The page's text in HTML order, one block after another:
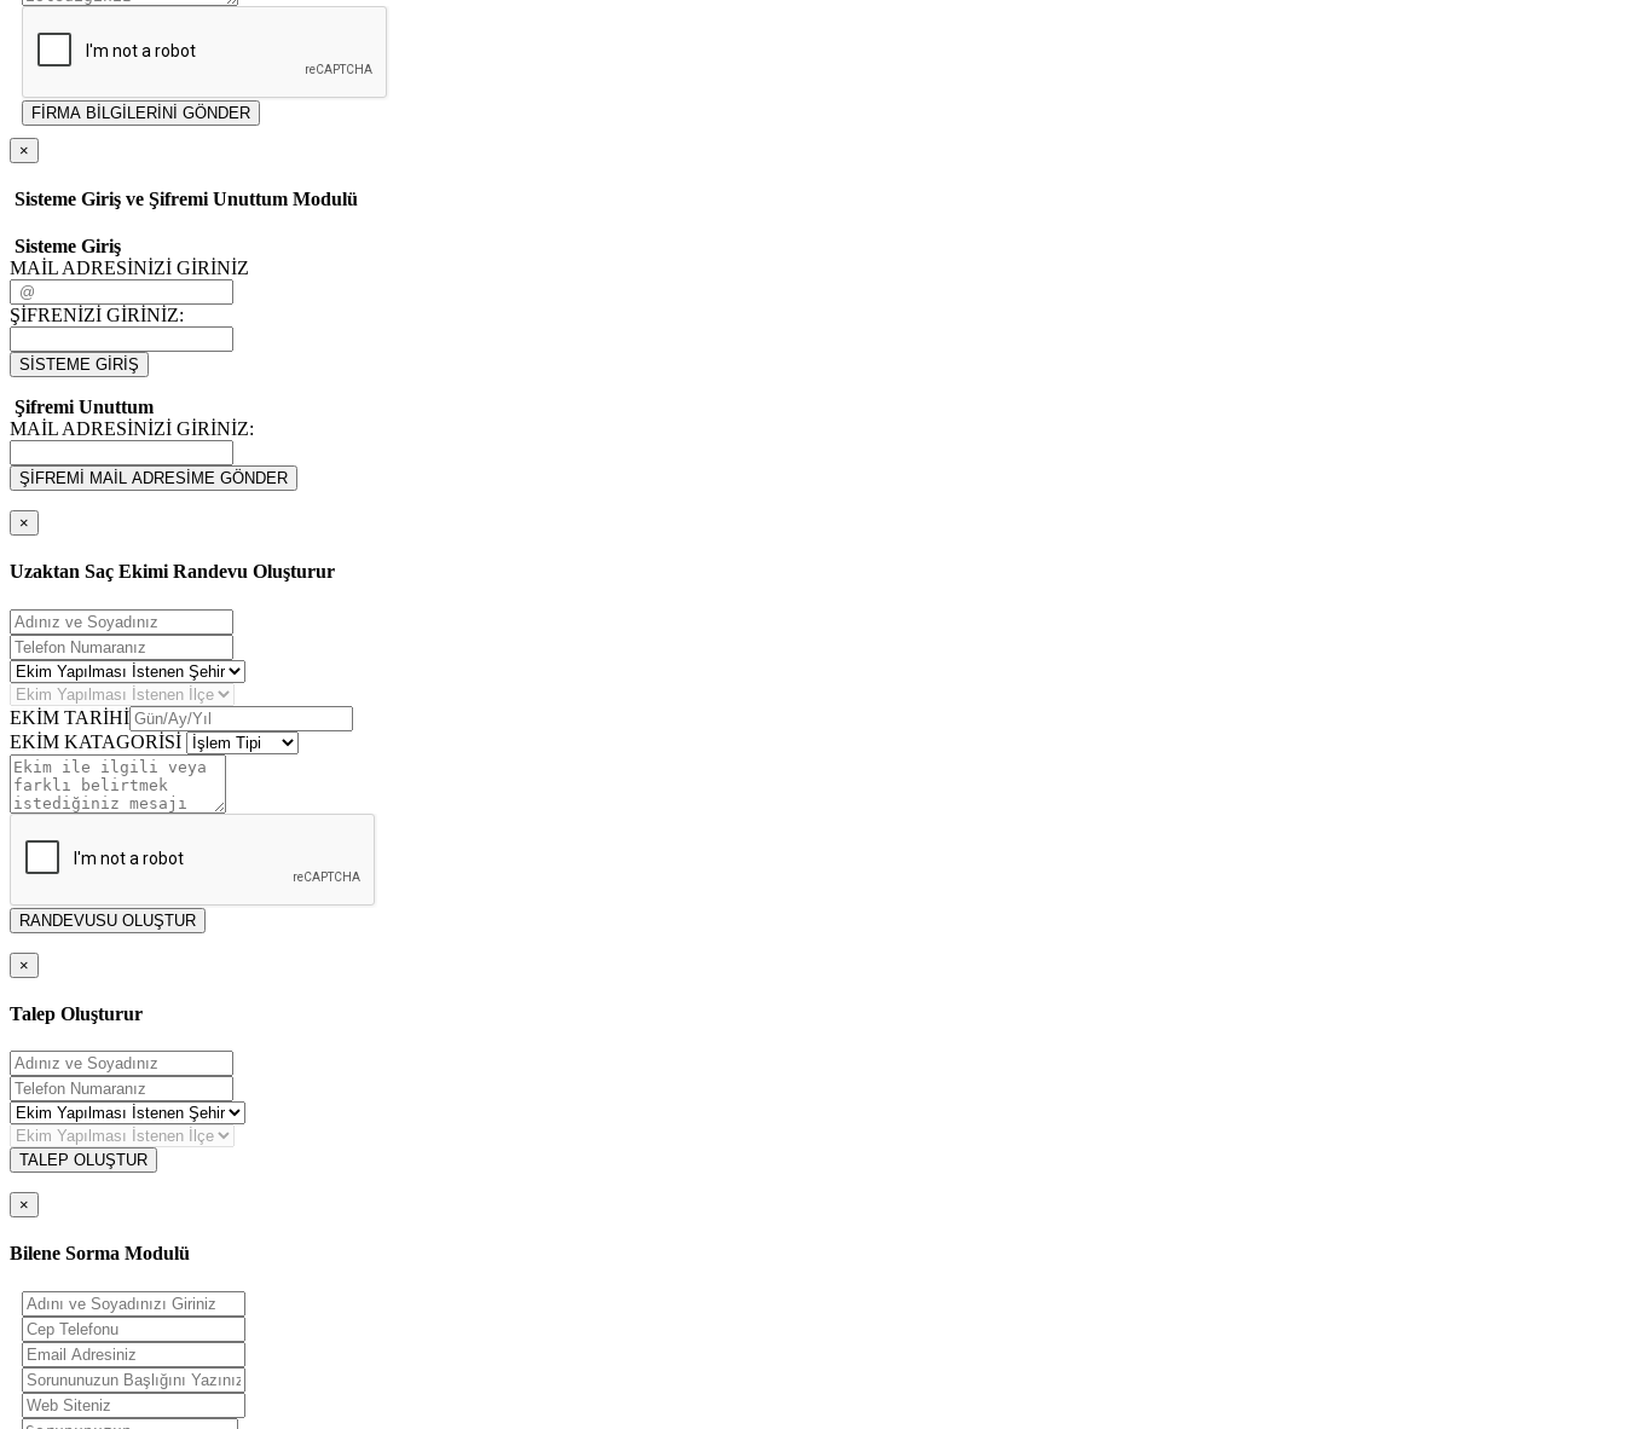
FİRMA BİLGİLERİNİ GÖNDER
×
Sisteme Giriş ve Şifremi Unuttum Modulü
Sisteme Giriş
MAİL ADRESİNİZİ GİRİNİZ
ŞİFRENİZİ GİRİNİZ:
SİSTEME GİRİŞ
Şifremi Unuttum
MAİL ADRESİNİZİ GİRİNİZ:
ŞİFREMİ MAİL ADRESİME GÖNDER
×
Uzaktan Saç Ekimi Randevu Oluşturur
EKİM TARİHİ
EKİM KATAGORİSİ
RANDEVUSU OLUŞTUR
×
Talep Oluşturur
TALEP OLUŞTUR
×
Bilene Sorma Modulü